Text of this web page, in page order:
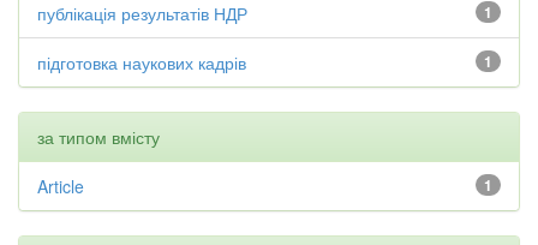
1
публікація результатів НДР
1
підготовка наукових кадрів
за типом вмісту
1
Article